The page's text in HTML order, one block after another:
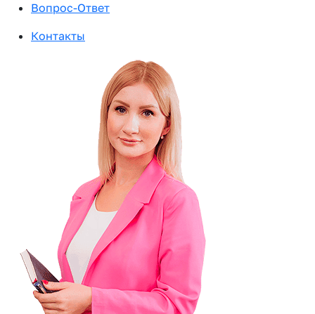
Вопрос-Ответ
Контакты